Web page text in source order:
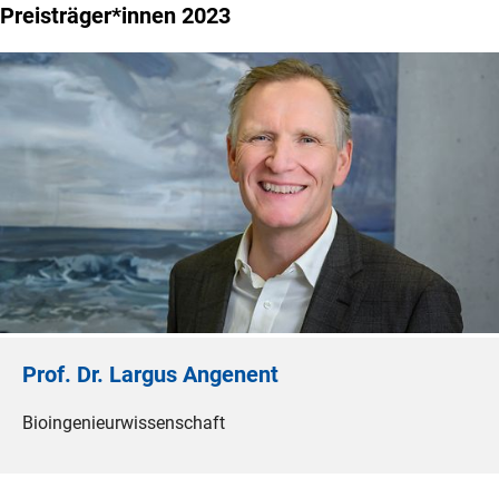
Preisträger*innen 2023
Prof. Dr. Largus Angenent
Bioingenieurwissenschaft